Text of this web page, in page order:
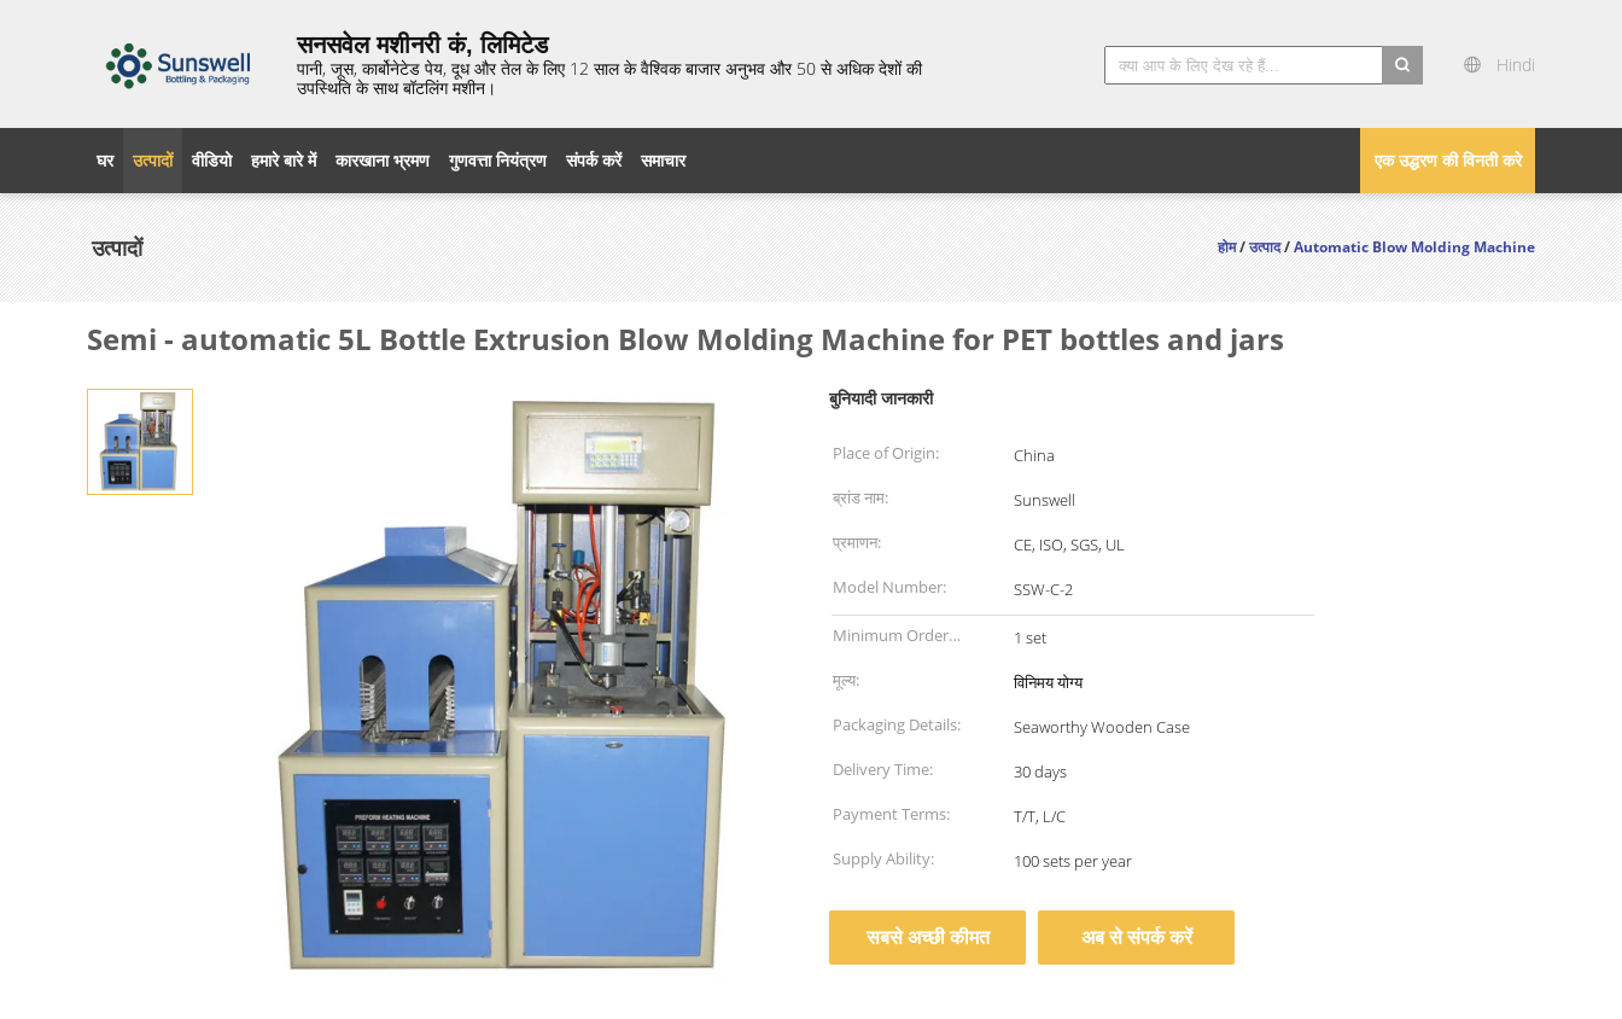
सनसवेल मशीनरी कं, लिमिटेड
पानी, जूस, कार्बोनेटेड पेय, दूध और तेल के लिए 12 साल के वैश्विक बाजार अनुभव और 50 से अधिक देशों की
उपस्थिति के साथ बॉटलिंग मशीन।
Hindi
एक उद्धरण की विनती करे
घर उत्पादों वीडियो हमारे बारे में कारखाना भ्रमण गुणवत्ता नियंत्रण संपर्क करें समाचार
उत्पादों होम/उत्पाद/Automatic Blow Molding Machine
Semi - automatic 5L Bottle Extrusion Blow Molding Machine for PET bottles and jars
बुनियादी जानकारी
Place of Origin:
China
ब्रांड नाम:
Sunswell
प्रमाणन:
CE, ISO, SGS, UL
Model Number:
SSW-C-2
Minimum Order
Quantity:
1 set
मूल्य:
विनिमय योग्य
Packaging Details:
Seaworthy Wooden Case
Delivery Time:
30 days
Payment Terms:
T/T, L/C
Supply Ability:
100 sets per year
सबसे अच्छी कीमत अब से संपर्क करें